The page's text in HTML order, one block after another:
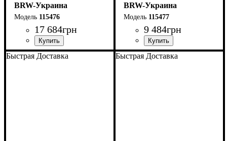
BRW-Украина
115476
17 684грн
ширина, мм: 900
высота, мм: 2100
глубина, мм: 410
BRW-Украина
115477
9 484грн
ширина, мм: 600
высота, мм: 2100
глубина, мм: 410
Быстрая Доставка Быстрая Доставка